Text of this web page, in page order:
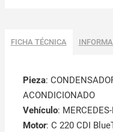
FICHA TÉCNICA
Pieza:
ACONDICIONADO
Vehículo:
Motor: C 220 CDI